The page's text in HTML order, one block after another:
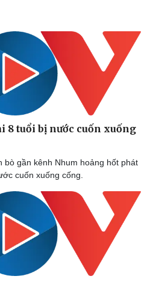
8 tuổi bị nước cuốn xuống
bò gần kênh Nhum hoảng hốt phát
cuốn xuống cống.